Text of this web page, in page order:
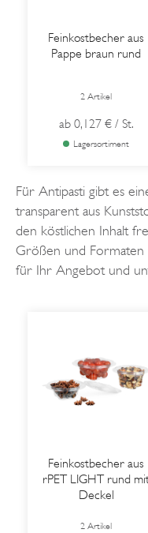
Feinkostbecher aus
Pappe braun rund
2 Artikel
ab 0,127 € / St.
Lagersortiment
Für Antipasti gibt es
transparent aus
den köstlichen Inhalt
Größen und Formaten
für Ihr Angebot und
Feinkostbecher aus
rPET LIGHT rund
Deckel
2 Artikel